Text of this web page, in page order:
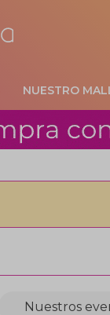
NUESTRO
Nuestros